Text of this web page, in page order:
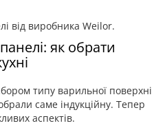
від виробника Weilor.
як обрати
типу варильної поверхні
саме індукційну. Тепер
аспектів.